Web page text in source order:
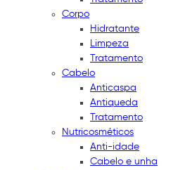
Corpo
Hidratante
Limpeza
Tratamento
Cabelo
Anticaspa
Antiqueda
Tratamento
Nutricosméticos
Anti-idade
Cabelo e unha